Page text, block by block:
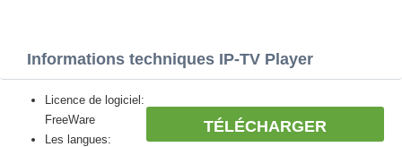
Informations techniques IP-TV Player
TÉLÉCHARGER
Licence de logiciel:
FreeWare
Les langues: